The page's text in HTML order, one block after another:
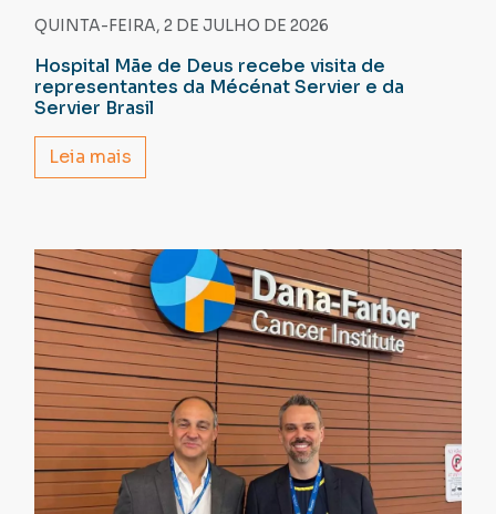
QUINTA-FEIRA, 2 DE JULHO DE 2026
Hospital Mãe de Deus recebe visita de
representantes da Mécénat Servier e da
Servier Brasil
Leia mais